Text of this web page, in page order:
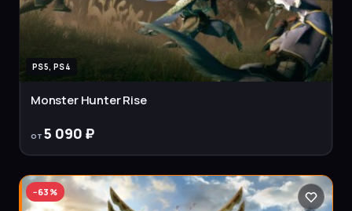
PS5, PS4
Monster Hunter Rise
от 5 090 ₽
−63 %